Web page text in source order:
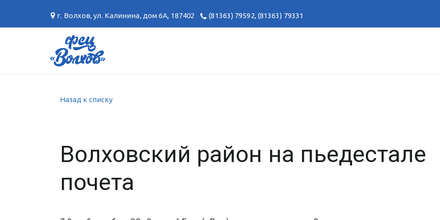
г. Волхов,ул. Калинина, дом 6А, 187402 (81363) 79592,(81363) 79331
Назад к списку
Волховский район на пьедестале
почета